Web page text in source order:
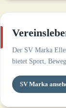
Der SV Marka
bietet Sport,
SV Marka